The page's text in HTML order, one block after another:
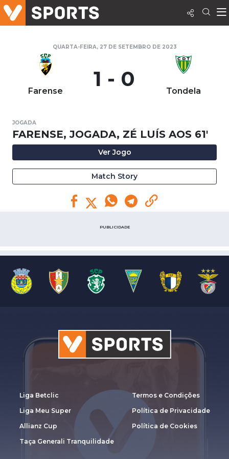
QUARTA-FEIRA, 27 DE SETEMBRO DE 2023
Farense 1 - 0 Tondela
JOGADA
FARENSE, JOGADA, ZÉ LUÍS AOS 61'
Ver Jogo
Match Story
PUBLICIDADE
Liga Betclic
Liga Meu Super
Allianz Cup
Taça Generali Tranquilidade
Termos e Condições
Política de Privacidade
Política de Cookies